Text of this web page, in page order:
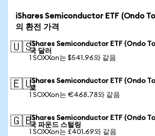
iShares Semiconductor ETF (Ondo
의 환전 가격
🇺🇸iShares Semiconductor ETF (Ondo
국 달러
1 SOXXon는 $541.96와 같음
🇪🇺iShares Semiconductor ETF (Ondo
로
1 SOXXon는 €468.78와 같음
🇬🇧iShares Semiconductor ETF (Ondo
국 파운드 스털링
1 SOXXon는 £401.69와 같음